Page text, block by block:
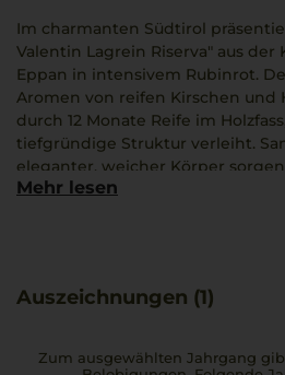
Im charmanten Südtirol
Valentin Lagrein Riserva" aus der
Eppan in intensivem Rubinrot.
Aromen von reifen Kirschen und
durch 12 Monate Reife im
tiefgründige Struktur verleiht.
eleganter, weicher Körper
Nuance am Gaumen. Besonders
Mehr lesen
Auszeichnungen (1)
Zum ausgewählten Jahrgang